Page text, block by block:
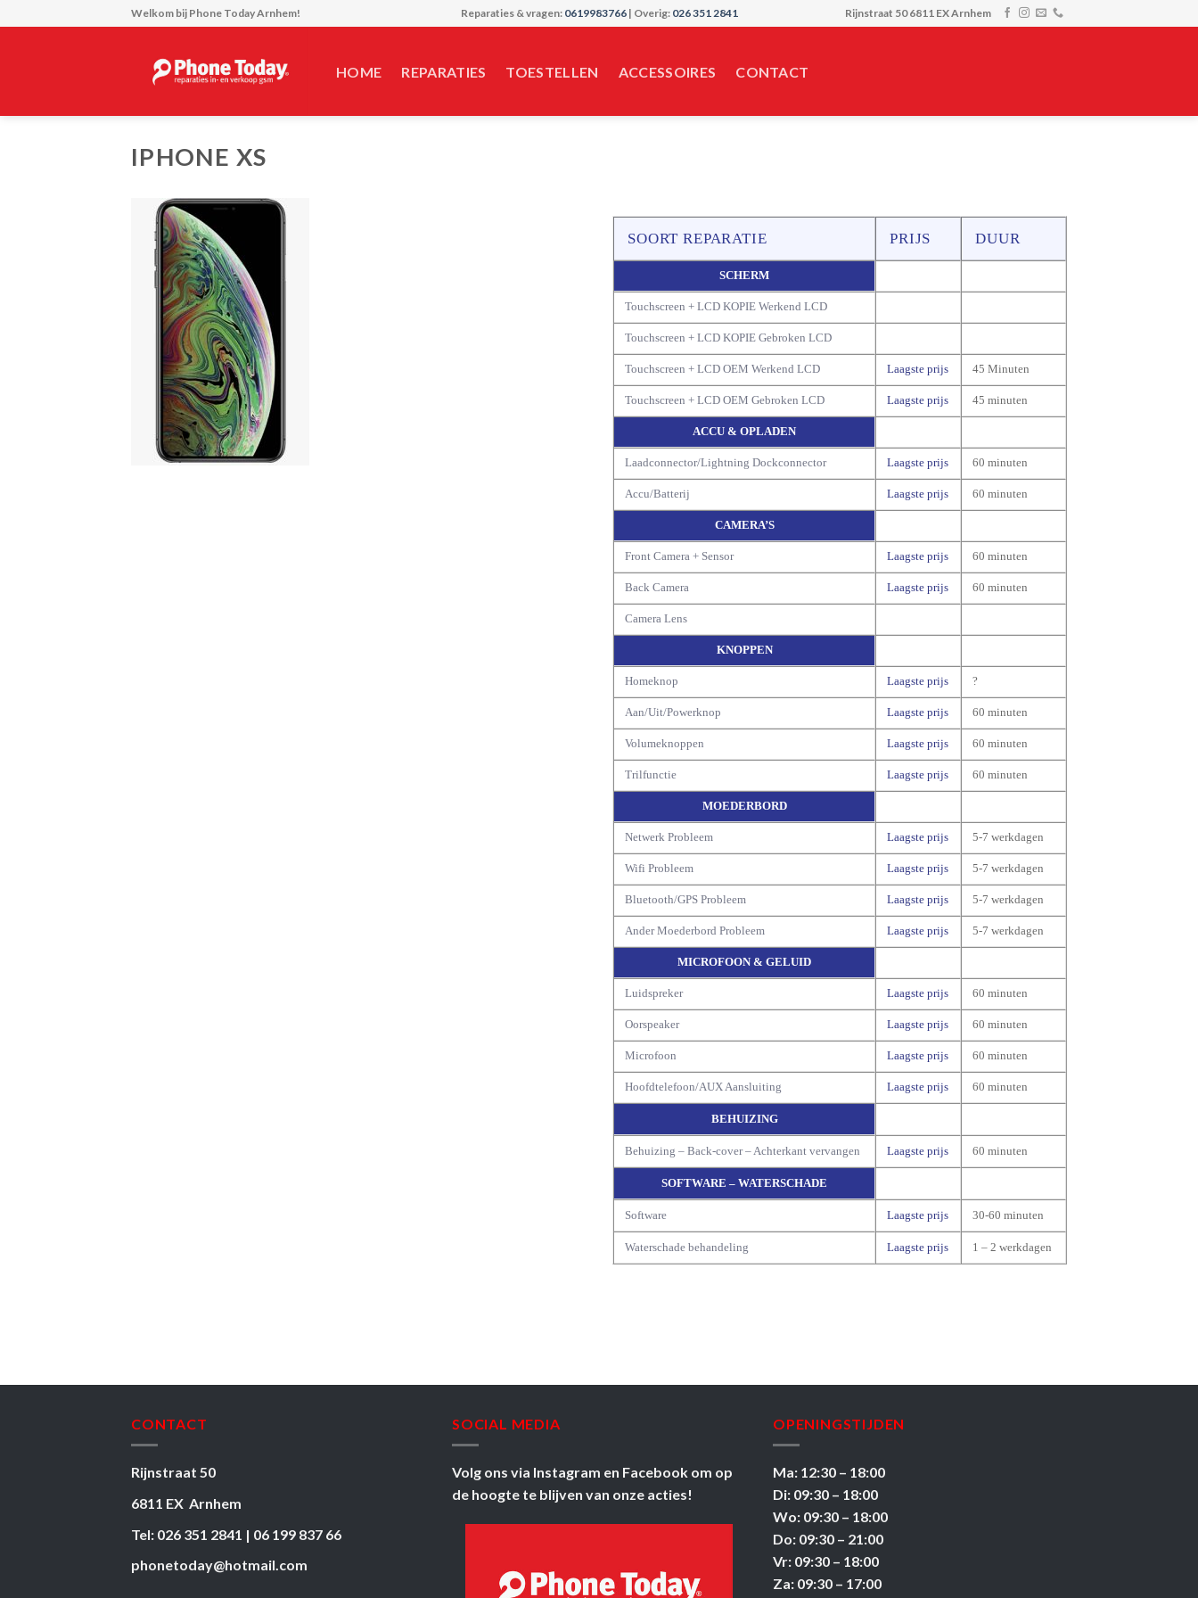
Welkom bij Phone Today Arnhem! Reparaties & vragen: 0619983766| Overig: 026 351 2841 Rijnstraat 50 6811 EX Arnhem
HOME REPARATIES TOESTELLEN ACCESSOIRES CONTACT
IPHONE XS
SOORT REPARATIE PRIJS DUUR
SCHERM
Touchscreen + LCD KOPIE Werkend LCD
Touchscreen + LCD KOPIE Gebroken LCD
Touchscreen + LCD OEM Werkend LCD Laagste prijs 45 Minuten
Touchscreen + LCD OEM Gebroken LCD Laagste prijs 45 minuten
ACCU & OPLADEN
Laadconnector/Lightning Dockconnector Laagste prijs 60 minuten
Accu/Batterij Laagste prijs 60 minuten
CAMERA’S
Front Camera + Sensor Laagste prijs 60 minuten
Back Camera Laagste prijs 60 minuten
Camera Lens
KNOPPEN
Homeknop Laagste prijs ?
Aan/Uit/Powerknop Laagste prijs 60 minuten
Volumeknoppen Laagste prijs 60 minuten
Trilfunctie Laagste prijs 60 minuten
MOEDERBORD
Netwerk Probleem Laagste prijs 5-7 werkdagen
Wifi Probleem Laagste prijs 5-7 werkdagen
Bluetooth/GPS Probleem Laagste prijs 5-7 werkdagen
Ander Moederbord Probleem Laagste prijs 5-7 werkdagen
MICROFOON & GELUID
Luidspreker Laagste prijs 60 minuten
Oorspeaker Laagste prijs 60 minuten
Microfoon Laagste prijs 60 minuten
Hoofdtelefoon/AUX Aansluiting Laagste prijs 60 minuten
BEHUIZING
Behuizing – Back-cover – Achterkant vervangen Laagste prijs 60 minuten
SOFTWARE – WATERSCHADE
Software Laagste prijs 30-60 minuten
Waterschade behandeling Laagste prijs 1 – 2 werkdagen
CONTACT
Rijnstraat 50
6811 EX Arnhem
Tel: 026 351 2841 | 06 199 837 66
phonetoday@hotmail.com
SOCIAL MEDIA
Volg ons via Instagram en Facebook om op
de hoogte te blijven van onze acties!
OPENINGSTIJDEN
Ma: 12:30 – 18:00
Di: 09:30 – 18:00
Wo: 09:30 – 18:00
Do: 09:30 – 21:00
Vr: 09:30 – 18:00
Za: 09:30 – 17:00